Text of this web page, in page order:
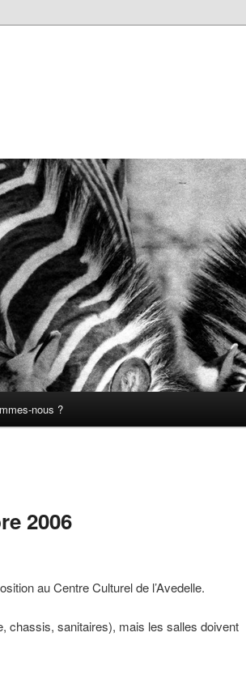
nous ?
2006
au Centre Culturel de l’Avedelle.
chassis, sanitaires), mais les salles doivent